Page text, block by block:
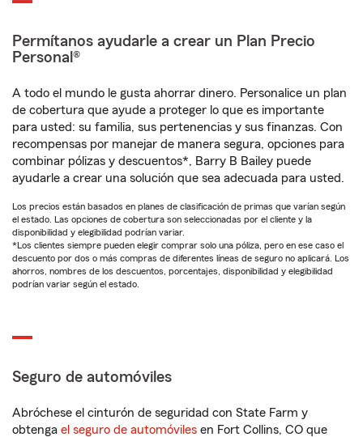
Permítanos ayudarle a crear un Plan Precio
Personal®
A todo el mundo le gusta ahorrar dinero. Personalice un plan
de cobertura que ayude a proteger lo que es importante
para usted: su familia, sus pertenencias y sus finanzas. Con
recompensas por manejar de manera segura, opciones para
combinar pólizas y descuentos*, Barry B Bailey puede
ayudarle a crear una solución que sea adecuada para usted.
Los precios están basados en planes de clasificación de primas que varían según
el estado. Las opciones de cobertura son seleccionadas por el cliente y la
disponibilidad y elegibilidad podrían variar.
*Los clientes siempre pueden elegir comprar solo una póliza, pero en ese caso el
descuento por dos o más compras de diferentes líneas de seguro no aplicará. Los
ahorros, nombres de los descuentos, porcentajes, disponibilidad y elegibilidad
podrían variar según el estado.
Seguro de automóviles
Abróchese el cinturón de seguridad con State Farm y
obtenga el seguro de automóviles en Fort Collins, CO que